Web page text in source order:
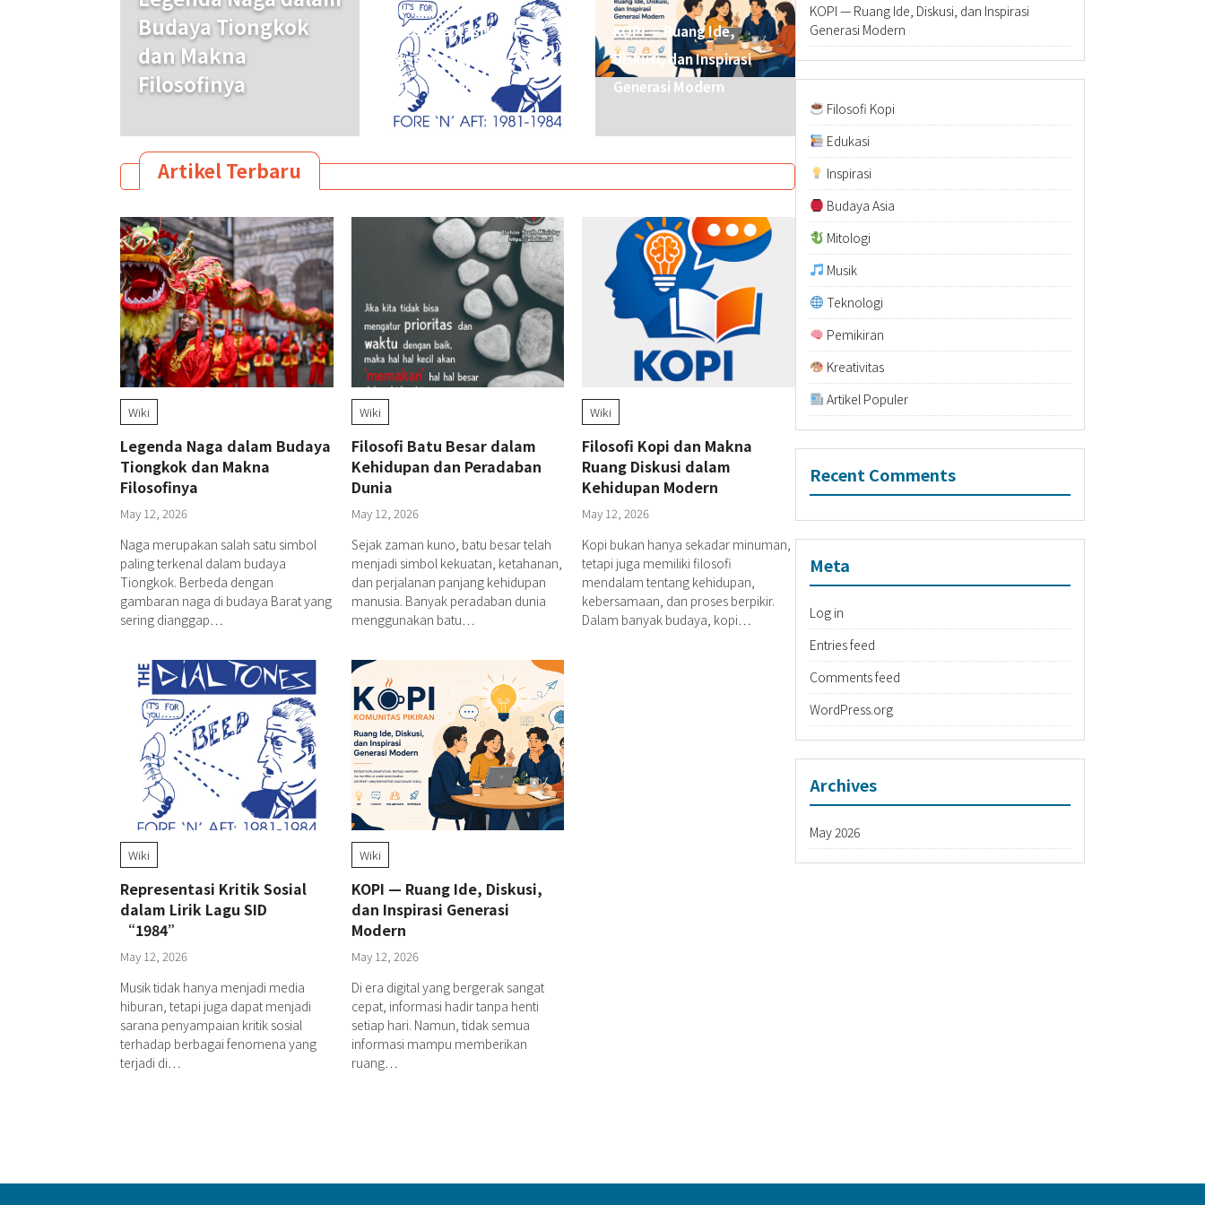
Budaya Tiongkok
dan Makna
Filosofinya
Representasi Kritik
Sosial dalam Lirik Lagu
SID “1984”
KOPI — Ruang Ide,
Diskusi, dan Inspirasi
Generasi Modern
Artikel Terbaru
Wiki
Legenda Naga dalam Budaya
Tiongkok dan Makna
Filosofinya
May 12, 2026
Naga merupakan salah satu simbol
paling terkenal dalam budaya
Tiongkok. Berbeda dengan
gambaran naga di budaya Barat yang
sering dianggap…
Wiki
Filosofi Batu Besar dalam
Kehidupan dan Peradaban
Dunia
May 12, 2026
Sejak zaman kuno, batu besar telah
menjadi simbol kekuatan, ketahanan,
dan perjalanan panjang kehidupan
manusia. Banyak peradaban dunia
menggunakan batu…
Wiki
Filosofi Kopi dan Makna
Ruang Diskusi dalam
Kehidupan Modern
May 12, 2026
Kopi bukan hanya sekadar minuman,
tetapi juga memiliki filosofi
mendalam tentang kehidupan,
kebersamaan, dan proses berpikir.
Dalam banyak budaya, kopi…
Wiki
Representasi Kritik Sosial
dalam Lirik Lagu SID
“1984”
May 12, 2026
Musik tidak hanya menjadi media
hiburan, tetapi juga dapat menjadi
sarana penyampaian kritik sosial
terhadap berbagai fenomena yang
terjadi di…
Wiki
KOPI — Ruang Ide, Diskusi,
dan Inspirasi Generasi
Modern
May 12, 2026
Di era digital yang bergerak sangat
cepat, informasi hadir tanpa henti
setiap hari. Namun, tidak semua
informasi mampu memberikan
ruang…
KOPI — Ruang Ide, Diskusi, dan Inspirasi
Generasi Modern
Filosofi Kopi
Edukasi
Inspirasi
Budaya Asia
Mitologi
Musik
Teknologi
Pemikiran
Kreativitas
Artikel Populer
Recent Comments
Meta
Log in
Entries feed
Comments feed
WordPress.org
Archives
May 2026